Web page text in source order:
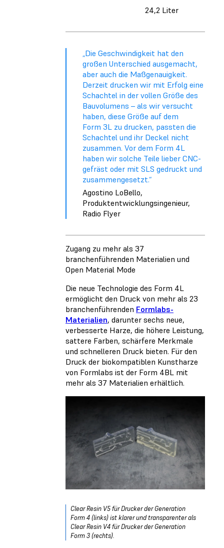
24,2 Liter
„Die Geschwindigkeit hat den
großen Unterschied ausgemacht,
aber auch die Maßgenauigkeit.
Derzeit drucken wir mit Erfolg eine
Schachtel in der vollen Größe des
Bauvolumens – als wir versucht
haben, diese Größe auf dem
Form 3L zu drucken, passten die
Schachtel und ihr Deckel nicht
zusammen. Vor dem Form 4L
haben wir solche Teile lieber CNC-
gefräst oder mit SLS gedruckt und
zusammengesetzt.“
Agostino LoBello,
Produktentwicklungsingenieur,
Radio Flyer
Zugang zu mehr als 37
branchenführenden Materialien und
Open Material Mode
Die neue Technologie des Form 4L
ermöglicht den Druck von mehr als 23
branchenführenden Formlabs-
Materialien, darunter sechs neue,
verbesserte Harze, die höhere Leistung,
sattere Farben, schärfere Merkmale
und schnelleren Druck bieten. Für den
Druck der biokompatiblen Kunstharze
von Formlabs ist der Form 4BL mit
mehr als 37 Materialien erhältlich.
Clear Resin V5 für Drucker der Generation
Form 4 (links) ist klarer und transparenter als
Clear Resin V4 für Drucker der Generation
Form 3 (rechts).